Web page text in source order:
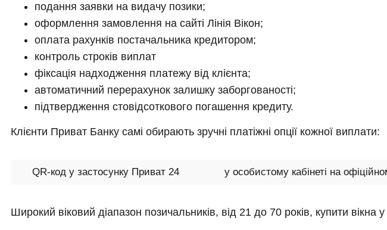
подання заявки на видачу позики;
оформлення замовлення на сайті Лінія Вікон;
оплата рахунків постачальника кредитором;
контроль строків виплат
фіксація надходження платежу від клієнта;
автоматичний перерахунок залишку заборгованості;
підтвердження стовідсоткового погашення кредиту.
Клієнти Приват Банку самі обирають зручні платіжні опції кожної виплати:
QR-код у застосунку Приват 24 у особистому кабінеті на
Широкий віковий діапазон позичальників, від 21 до 70 років, купити вікна